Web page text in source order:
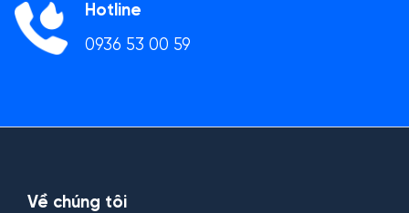
Hotline
0936 53 00 59
Về chúng tôi